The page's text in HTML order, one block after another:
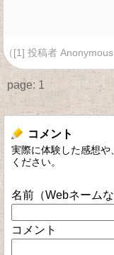
（[1] 投稿者 Anonymous
page: 1
コメント
実際に体験した感想
ください。
名前（Webネームな
コメント